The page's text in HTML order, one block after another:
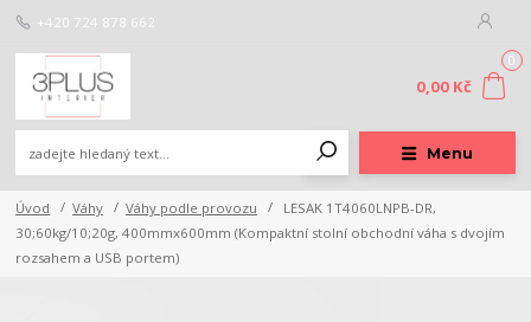
Menu
+420 724 878 662
0
0,00 Kč
Úvod Váhy Váhy podle provozu
LESAK 1T4060LNPB-DR,
30;60kg/10;20g, 400mmx600mm (Kompaktní stolní obchodní váha s dvojím
rozsahem a USB portem)